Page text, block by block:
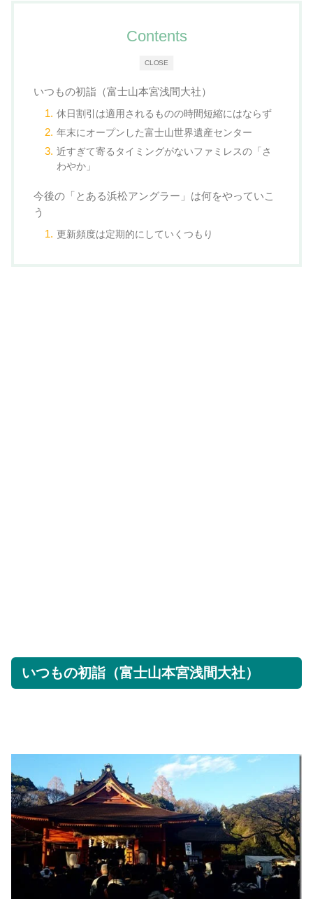
CLOSE
Contents
いつもの初詣（富士山本宮浅間大社）
休日割引は適用されるものの時間短縮にはならず
年末にオープンした富士山世界遺産センター
近すぎて寄るタイミングがないファミレスの「さ
わやか」
今後の「とある浜松アングラー」は何をやっていこ
う
更新頻度は定期的にしていくつもり
いつもの初詣（富士山本宮浅間大社）